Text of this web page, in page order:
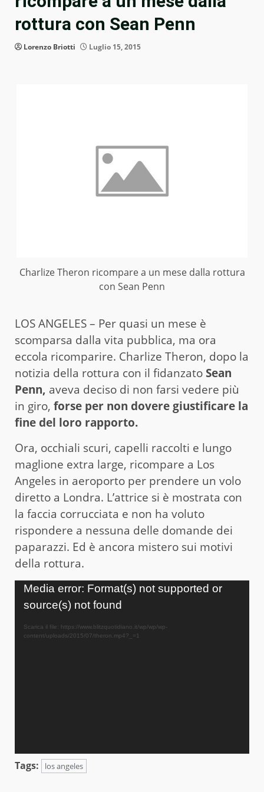
rottura con Sean Penn
Lorenzo Briotti Luglio 15, 2015
Charlize Theron ricompare a un mese dalla rottura
con Sean Penn
LOS ANGELES – Per quasi un mese è
scomparsa dalla vita pubblica, ma ora
eccola ricomparire. Charlize Theron, dopo la
notizia della rottura con il fidanzato Sean
Penn, aveva deciso di non farsi vedere più
in giro, forse per non dovere giustificare la
fine del loro rapporto.
Ora, occhiali scuri, capelli raccolti e lungo
maglione extra large, ricompare a Los
Angeles in aeroporto per prendere un volo
diretto a Londra. L’attrice si è mostrata con
la faccia corrucciata e non ha voluto
rispondere a nessuna delle domande dei
paparazzi. Ed è ancora mistero sui motivi
della rottura.
Video
Player
Media error: Format(s) not supported or
source(s) not found
Scarica il file: https://www.blitzquotidiano.it/wp/wp/wp-
content/uploads/2015/07/theron.mp4?_=1
Tags: los angeles